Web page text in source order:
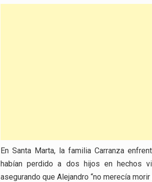
En Santa Marta, la familia Carranza
habían perdido a dos hijos en hechos
asegurando que Alejandro “no merecía